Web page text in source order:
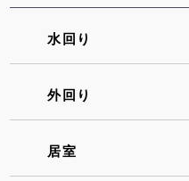
水回り
外回り
居室